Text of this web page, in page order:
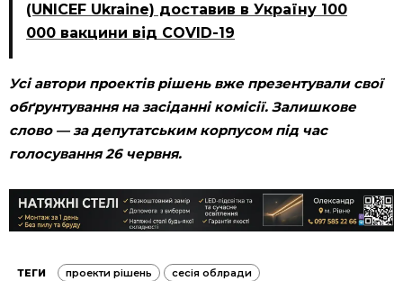
(UNICEF Ukraine) доставив в Україну 100
000 вакцини від COVID-19
Усі автори проектів рішень вже презентували свої
обґрунтування на засіданні комісії. Залишкове
слово — за депутатським корпусом під час
голосування 26 червня.
ТЕГИ проекти рішень сесія облради